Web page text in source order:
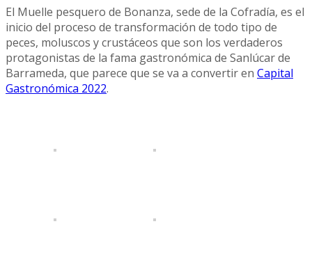
El Muelle pesquero de Bonanza, sede de la Cofradía, es el
inicio del proceso de transformación de todo tipo de
peces, moluscos y crustáceos que son los verdaderos
protagonistas de la fama gastronómica de Sanlúcar de
Barrameda, que parece que se va a convertir en Capital
Gastronómica 2022.